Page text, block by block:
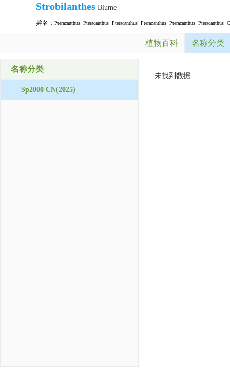
Strobilanthes Blume
异名： Pteracanthus Pteracanthus Pteracanthus Pteracanthus Pteracanthus Pteracanthus
植物百科 名称分类
名称分类
Sp2000 CN(2025)
未找到数据